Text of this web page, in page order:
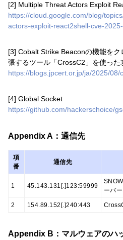
[2] Multiple Threat Actors Exploit
https://cloud.google.com/blog/
actors-exploit-react2shell-cve-
[3] Cobalt Strike Beaconの機能を
張するツール「CrossC2」を使った
https://blogs.jpcert.or.jp/ja/2025/08/
[4] Global Socket
https://github.com/hackerschoice/
Appendix A：通信先
項
番
通信先
1 45.143.131[.]123:59999
ーバー
2 154.89.152[.]240:443
Appendix B：マルウェアのハ